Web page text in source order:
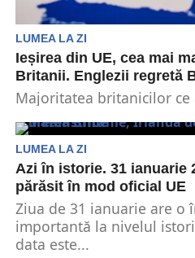
LUMEA LA ZI
Ieșirea din UE, cea mai
Britanii. Englezii regretă
Majoritatea britanicilor ce
Anglia din Uniunea...
LUMEA LA ZI
Azi în istorie. 31 ianuarie
părăsit în mod oficial UE
Ziua de 31 ianuarie are o
importantă la nivelul
data este...